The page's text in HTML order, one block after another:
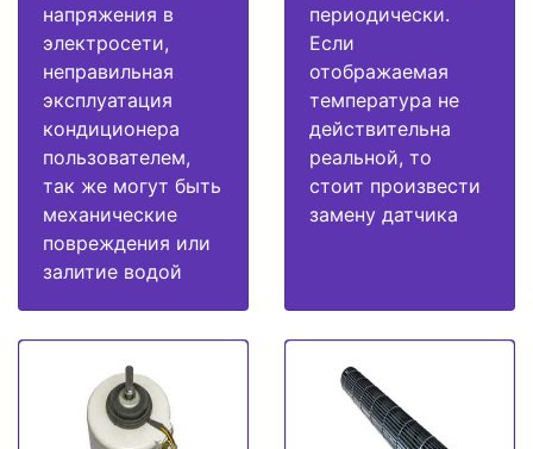
напряжения в
электросети,
неправильная
эксплуатация
кондиционера
пользователем,
так же могут быть
механические
повреждения или
залитие водой
периодически.
Если
отображаемая
температура не
действительна
реальной, то
стоит произвести
замену датчика